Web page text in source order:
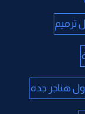
ترميم
هناجر جدة